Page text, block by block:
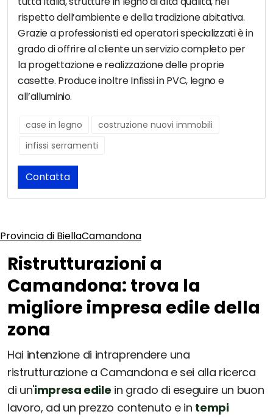
rispetto dell’ambiente e della tradizione abitativa.
Grazie a professionisti ed operatori specializzati è in
grado di offrire al cliente un servizio completo per
la progettazione e realizzazione delle proprie
casette. Produce inoltre Infissi in PVC, legno e
all’alluminio.
case in legno
costruzione nuovi immobili
infissi serramenti
Contatta
Provincia di BiellaCamandona
Ristrutturazioni a
Camandona: trova la
migliore impresa edile della
zona
Hai intenzione di intraprendere una
ristrutturazione a Camandona e sei alla ricerca
di un'impresa edile in grado di eseguire un buon
lavoro, ad un prezzo contenuto e in tempi